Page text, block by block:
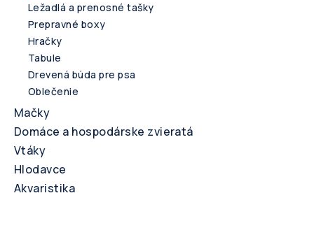
Ležadlá a prenosné tašky
Prepravné boxy
Hračky
Tabule
Drevená búda pre psa
Oblečenie
Mačky
Domáce a hospodárske zvieratá
Vtáky
Hlodavce
Akvaristika